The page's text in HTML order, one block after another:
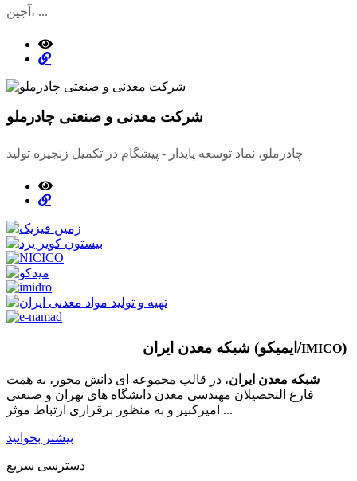
آجین، ...
شرکت معدنی و صنعتی چادرملو
چادرملو، نماد توسعه پایدار - پیشگام در تکمیل زنجیره تولید
شبکه معدن ایران (ایمیکو/IMICO)
شبکه معدن ایران، در قالب مجموعه ای دانش محور، به همت
فارغ­ التحصیلان مهندسی معدن دانشگاه ­های تهران و صنعتی
امیرکبیر و به منظور برقراری ارتباط موثر ...
بیشتر بخوانید
دسترسی سریع